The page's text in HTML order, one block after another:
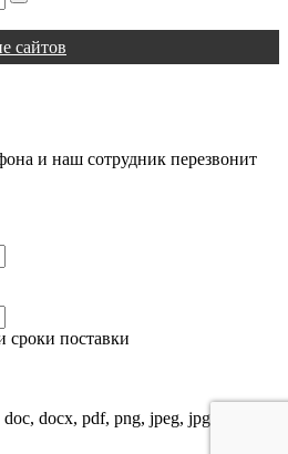
сайтов
и наш сотрудник перезвонит
сроки поставки
docx, pdf, png, jpeg, jpg, webp)